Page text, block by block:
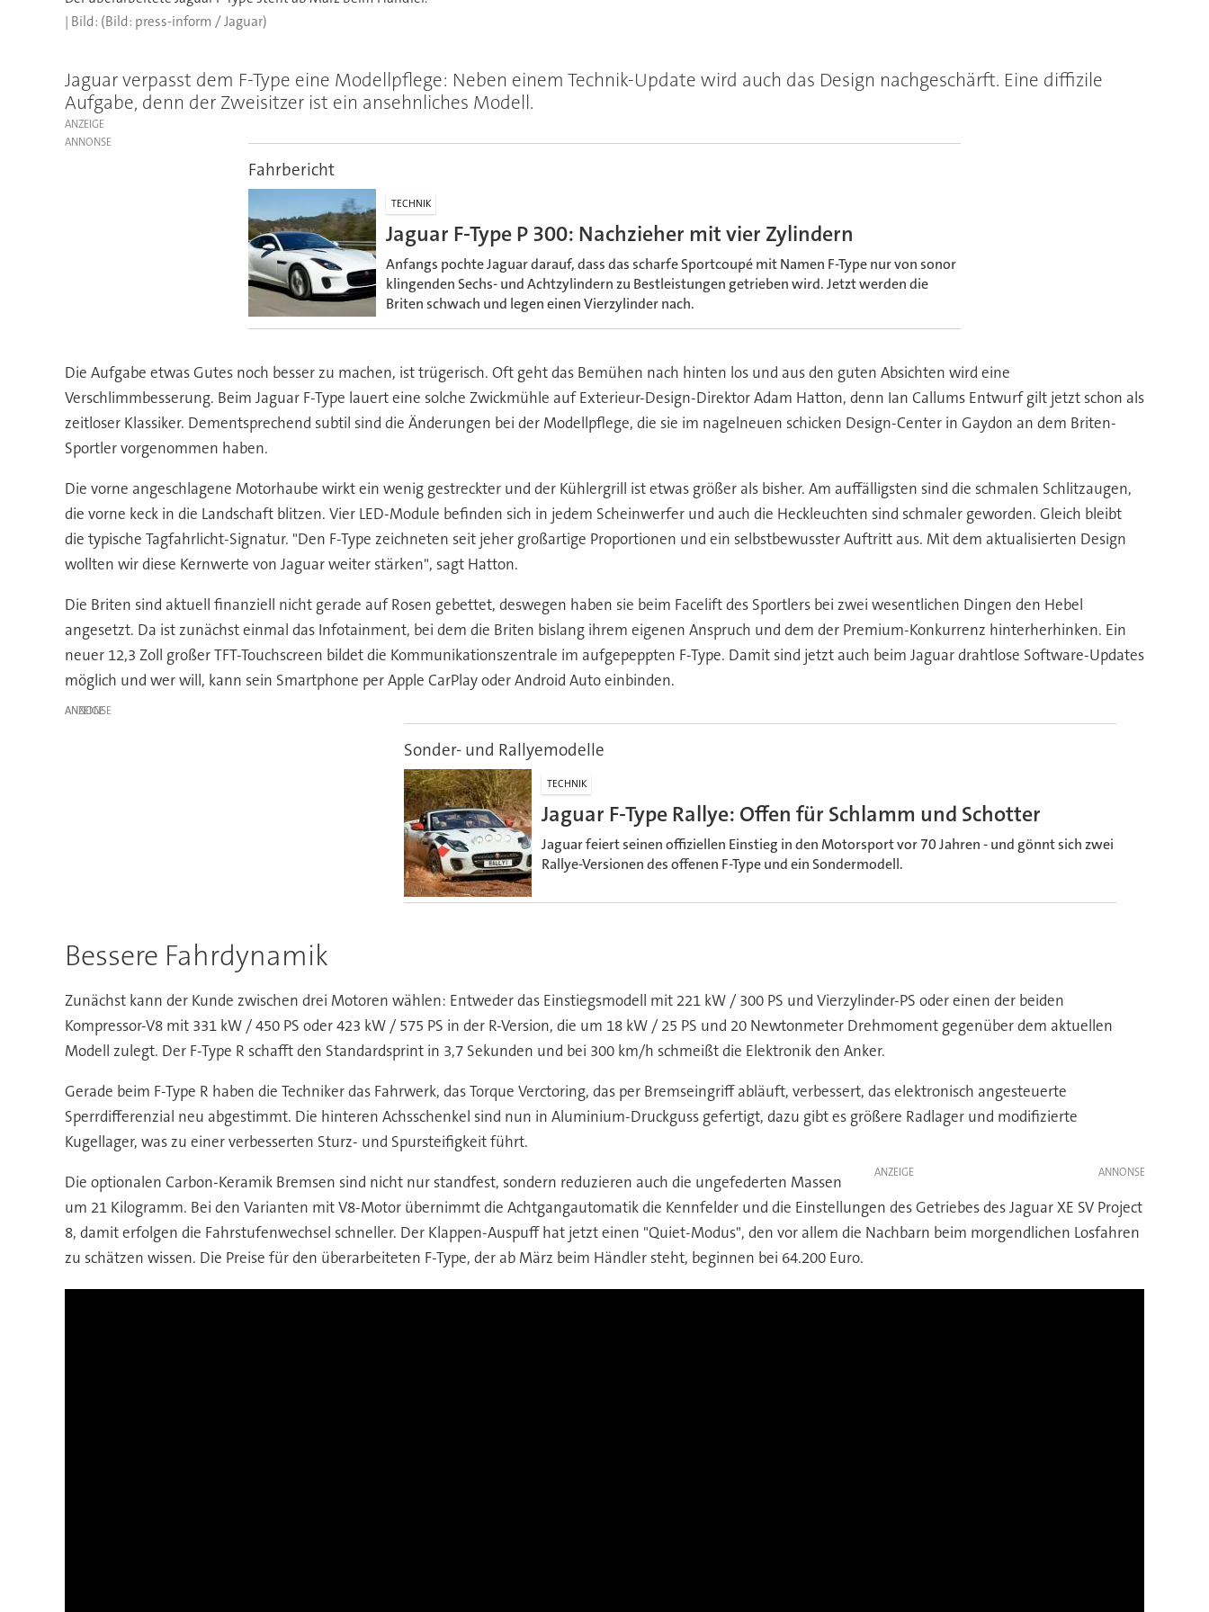
(Bild: press-inform / Jaguar)
Jaguar verpasst dem F-Type eine Modellpflege: Neben einem Technik-Update wird auch das Design nachgeschärft. Eine diffizile
Aufgabe, denn der Zweisitzer ist ein ansehnliches Modell.
ANZEIGE
Fahrbericht
TECHNIK
Jaguar F-Type P 300: Nachzieher mit vier Zylindern
Anfangs pochte Jaguar darauf, dass das scharfe Sportcoupé mit Namen F-Type nur von sonor
klingenden Sechs- und Achtzylindern zu Bestleistungen getrieben wird. Jetzt werden die
Briten schwach und legen einen Vierzylinder nach.
Die Aufgabe etwas Gutes noch besser zu machen, ist trügerisch. Oft geht das Bemühen nach hinten los und aus den guten Absichten wird eine
Verschlimmbesserung. Beim Jaguar F-Type lauert eine solche Zwickmühle auf Exterieur-Design-Direktor Adam Hatton, denn Ian Callums Entwurf gilt jetzt schon als
zeitloser Klassiker. Dementsprechend subtil sind die Änderungen bei der Modellpflege, die sie im nagelneuen schicken Design-Center in Gaydon an dem Briten-
Sportler vorgenommen haben.
Die vorne angeschlagene Motorhaube wirkt ein wenig gestreckter und der Kühlergrill ist etwas größer als bisher. Am auffälligsten sind die schmalen Schlitzaugen,
die vorne keck in die Landschaft blitzen. Vier LED-Module befinden sich in jedem Scheinwerfer und auch die Heckleuchten sind schmaler geworden. Gleich bleibt
die typische Tagfahrlicht-Signatur. "Den F-Type zeichneten seit jeher großartige Proportionen und ein selbstbewusster Auftritt aus. Mit dem aktualisierten Design
wollten wir diese Kernwerte von Jaguar weiter stärken", sagt Hatton.
Die Briten sind aktuell finanziell nicht gerade auf Rosen gebettet, deswegen haben sie beim Facelift des Sportlers bei zwei wesentlichen Dingen den Hebel
angesetzt. Da ist zunächst einmal das Infotainment, bei dem die Briten bislang ihrem eigenen Anspruch und dem der Premium-Konkurrenz hinterherhinken. Ein
neuer 12,3 Zoll großer TFT-Touchscreen bildet die Kommunikationszentrale im aufgepeppten F-Type. Damit sind jetzt auch beim Jaguar drahtlose Software-Updates
möglich und wer will, kann sein Smartphone per Apple CarPlay oder Android Auto einbinden.
ANZEIGE
Sonder- und Rallyemodelle
TECHNIK
Jaguar F-Type Rallye: Offen für Schlamm und Schotter
Jaguar feiert seinen offiziellen Einstieg in den Motorsport vor 70 Jahren - und gönnt sich zwei
Rallye-Versionen des offenen F-Type und ein Sondermodell.
Bessere Fahrdynamik
Zunächst kann der Kunde zwischen drei Motoren wählen: Entweder das Einstiegsmodell mit 221 kW / 300 PS und Vierzylinder-PS oder einen der beiden
Kompressor-V8 mit 331 kW / 450 PS oder 423 kW / 575 PS in der R-Version, die um 18 kW / 25 PS und 20 Newtonmeter Drehmoment gegenüber dem aktuellen
Modell zulegt. Der F-Type R schafft den Standardsprint in 3,7 Sekunden und bei 300 km/h schmeißt die Elektronik den Anker.
Gerade beim F-Type R haben die Techniker das Fahrwerk, das Torque Verctoring, das per Bremseingriff abläuft, verbessert, das elektronisch angesteuerte
Sperrdifferenzial neu abgestimmt. Die hinteren Achsschenkel sind nun in Aluminium-Druckguss gefertigt, dazu gibt es größere Radlager und modifizierte
Kugellager, was zu einer verbesserten Sturz- und Spursteifigkeit führt.
ANZEIGE
Die optionalen Carbon-Keramik Bremsen sind nicht nur standfest, sondern reduzieren auch die ungefederten Massen
um 21 Kilogramm. Bei den Varianten mit V8-Motor übernimmt die Achtgangautomatik die Kennfelder und die Einstellungen des Getriebes des Jaguar XE SV Project
8, damit erfolgen die Fahrstufenwechsel schneller. Der Klappen-Auspuff hat jetzt einen "Quiet-Modus", den vor allem die Nachbarn beim morgendlichen Losfahren
zu schätzen wissen. Die Preise für den überarbeiteten F-Type, der ab März beim Händler steht, beginnen bei 64.200 Euro.